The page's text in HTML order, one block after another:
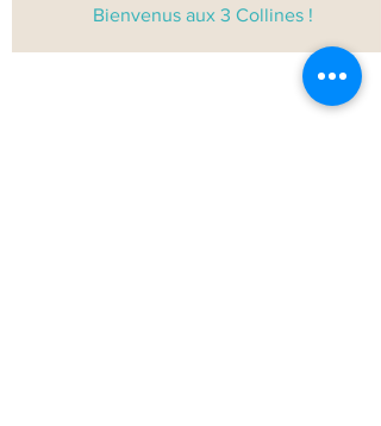
Bienvenus aux 3 Collines !